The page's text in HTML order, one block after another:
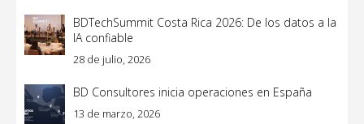
BDTechSummit Costa Rica 2026: De los datos a la
IA confiable
28 de julio, 2026
BD Consultores inicia operaciones en España
13 de marzo, 2026